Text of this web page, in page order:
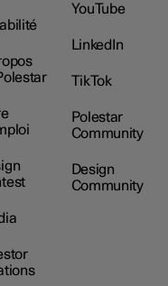
YouTube
LinkedIn
TikTok
Polestar
Community
Design
Community